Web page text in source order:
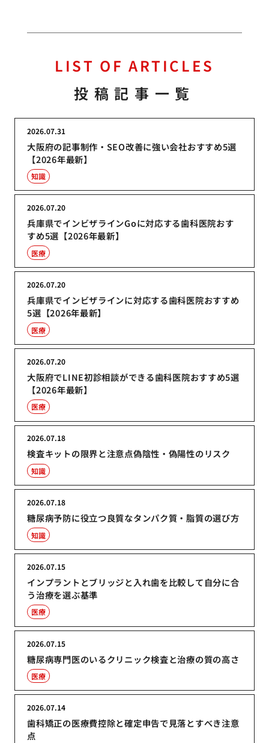
LIST OF ARTICLES
投稿記事一覧
大阪府の記事制作・SEO改善に強い会社おすすめ5選
【2026年最新】
2026.07.31
知識
兵庫県でインビザラインGoに対応する歯科医院おす
すめ5選【2026年最新】
2026.07.20
医療
兵庫県でインビザラインに対応する歯科医院おすすめ
5選【2026年最新】
2026.07.20
医療
大阪府でLINE初診相談ができる歯科医院おすすめ5選
【2026年最新】
2026.07.20
医療
検査キットの限界と注意点偽陰性・偽陽性のリスク
2026.07.18
知識
糖尿病予防に役立つ良質なタンパク質・脂質の選び方
2026.07.18
知識
インプラントとブリッジと入れ歯を比較して自分に合
う治療を選ぶ基準
2026.07.15
医療
糖尿病専門医のいるクリニック検査と治療の質の高さ
2026.07.15
医療
歯科矯正の医療費控除と確定申告で見落とすべき注意
点
2026.07.14